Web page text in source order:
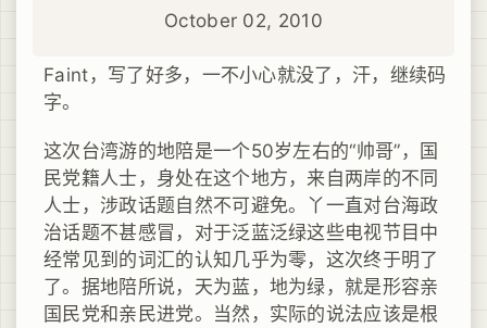
October 02, 2010
Faint，写了好多，一不小心就没了，汗，继续码
字。
这次台湾游的地陪是一个50岁左右的“帅哥”，国
民党籍人士，身处在这个地方，来自两岸的不同
人士，涉政话题自然不可避免。丫一直对台海政
治话题不甚感冒，对于泛蓝泛绿这些电视节目中
经常见到的词汇的认知几乎为零，这次终于明了
了。据地陪所说，天为蓝，地为绿，就是形容亲
国民党和亲民进党。当然，实际的说法应该是根